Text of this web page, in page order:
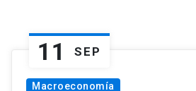
11 SEP
Macroeconomía